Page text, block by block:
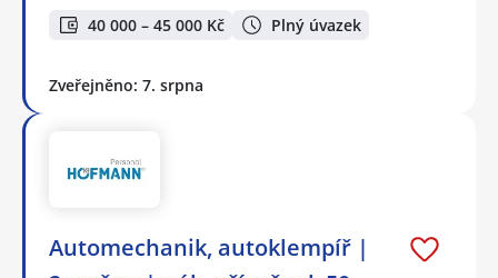
40 000 – 45 000 Kč Plný úvazek
Zveřejněno: 7. srpna
Automechanik, autoklempíř |